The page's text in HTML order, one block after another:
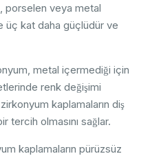
porselen veya metal
üç kat daha güçlüdür ve
metal içermediği için
renk değişimi
kaplamaların diş
tercih olmasını sağlar.
kaplamaların pürüzsüz